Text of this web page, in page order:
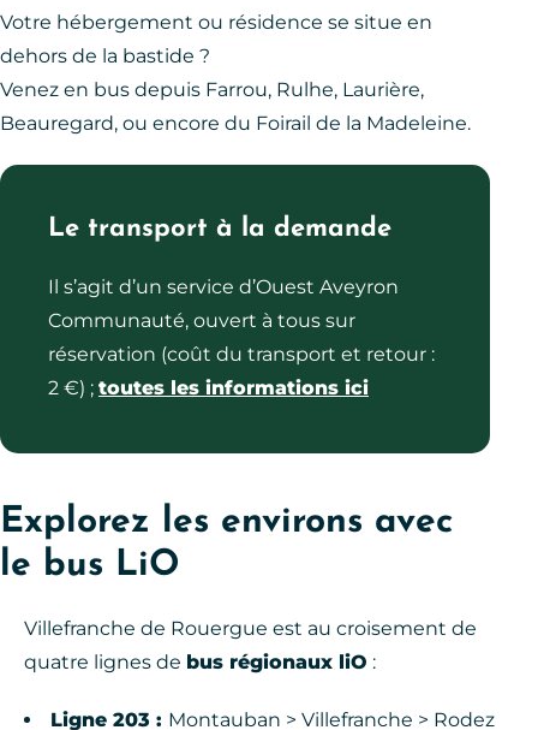
Votre hébergement ou résidence se situe en
dehors de la bastide ?
Venez en bus depuis Farrou, Rulhe, Laurière,
Beauregard, ou encore du Foirail de la Madeleine.
Le transport à la demande
Il s’agit d’un service d’Ouest Aveyron
Communauté, ouvert à tous sur
réservation (coût du transport et retour :
2 €) ; toutes les informations ici
Explorez les environs avec
le bus LiO
Villefranche de Rouergue est au croisement de
quatre lignes de bus régionaux liO :
Ligne 203 : Montauban > Villefranche > Rodez